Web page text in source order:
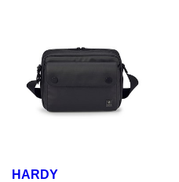
HARDY